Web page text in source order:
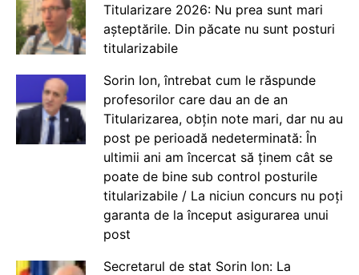
Titularizare 2026: Nu prea sunt mari
așteptările. Din păcate nu sunt posturi
titularizabile
Sorin Ion, întrebat cum le răspunde
profesorilor care dau an de an
Titularizarea, obțin note mari, dar nu au
post pe perioadă nedeterminată: În
ultimii ani am încercat să ținem cât se
poate de bine sub control posturile
titularizabile / La niciun concurs nu poți
garanta de la început asigurarea unui
post
Secretarul de stat Sorin Ion: La